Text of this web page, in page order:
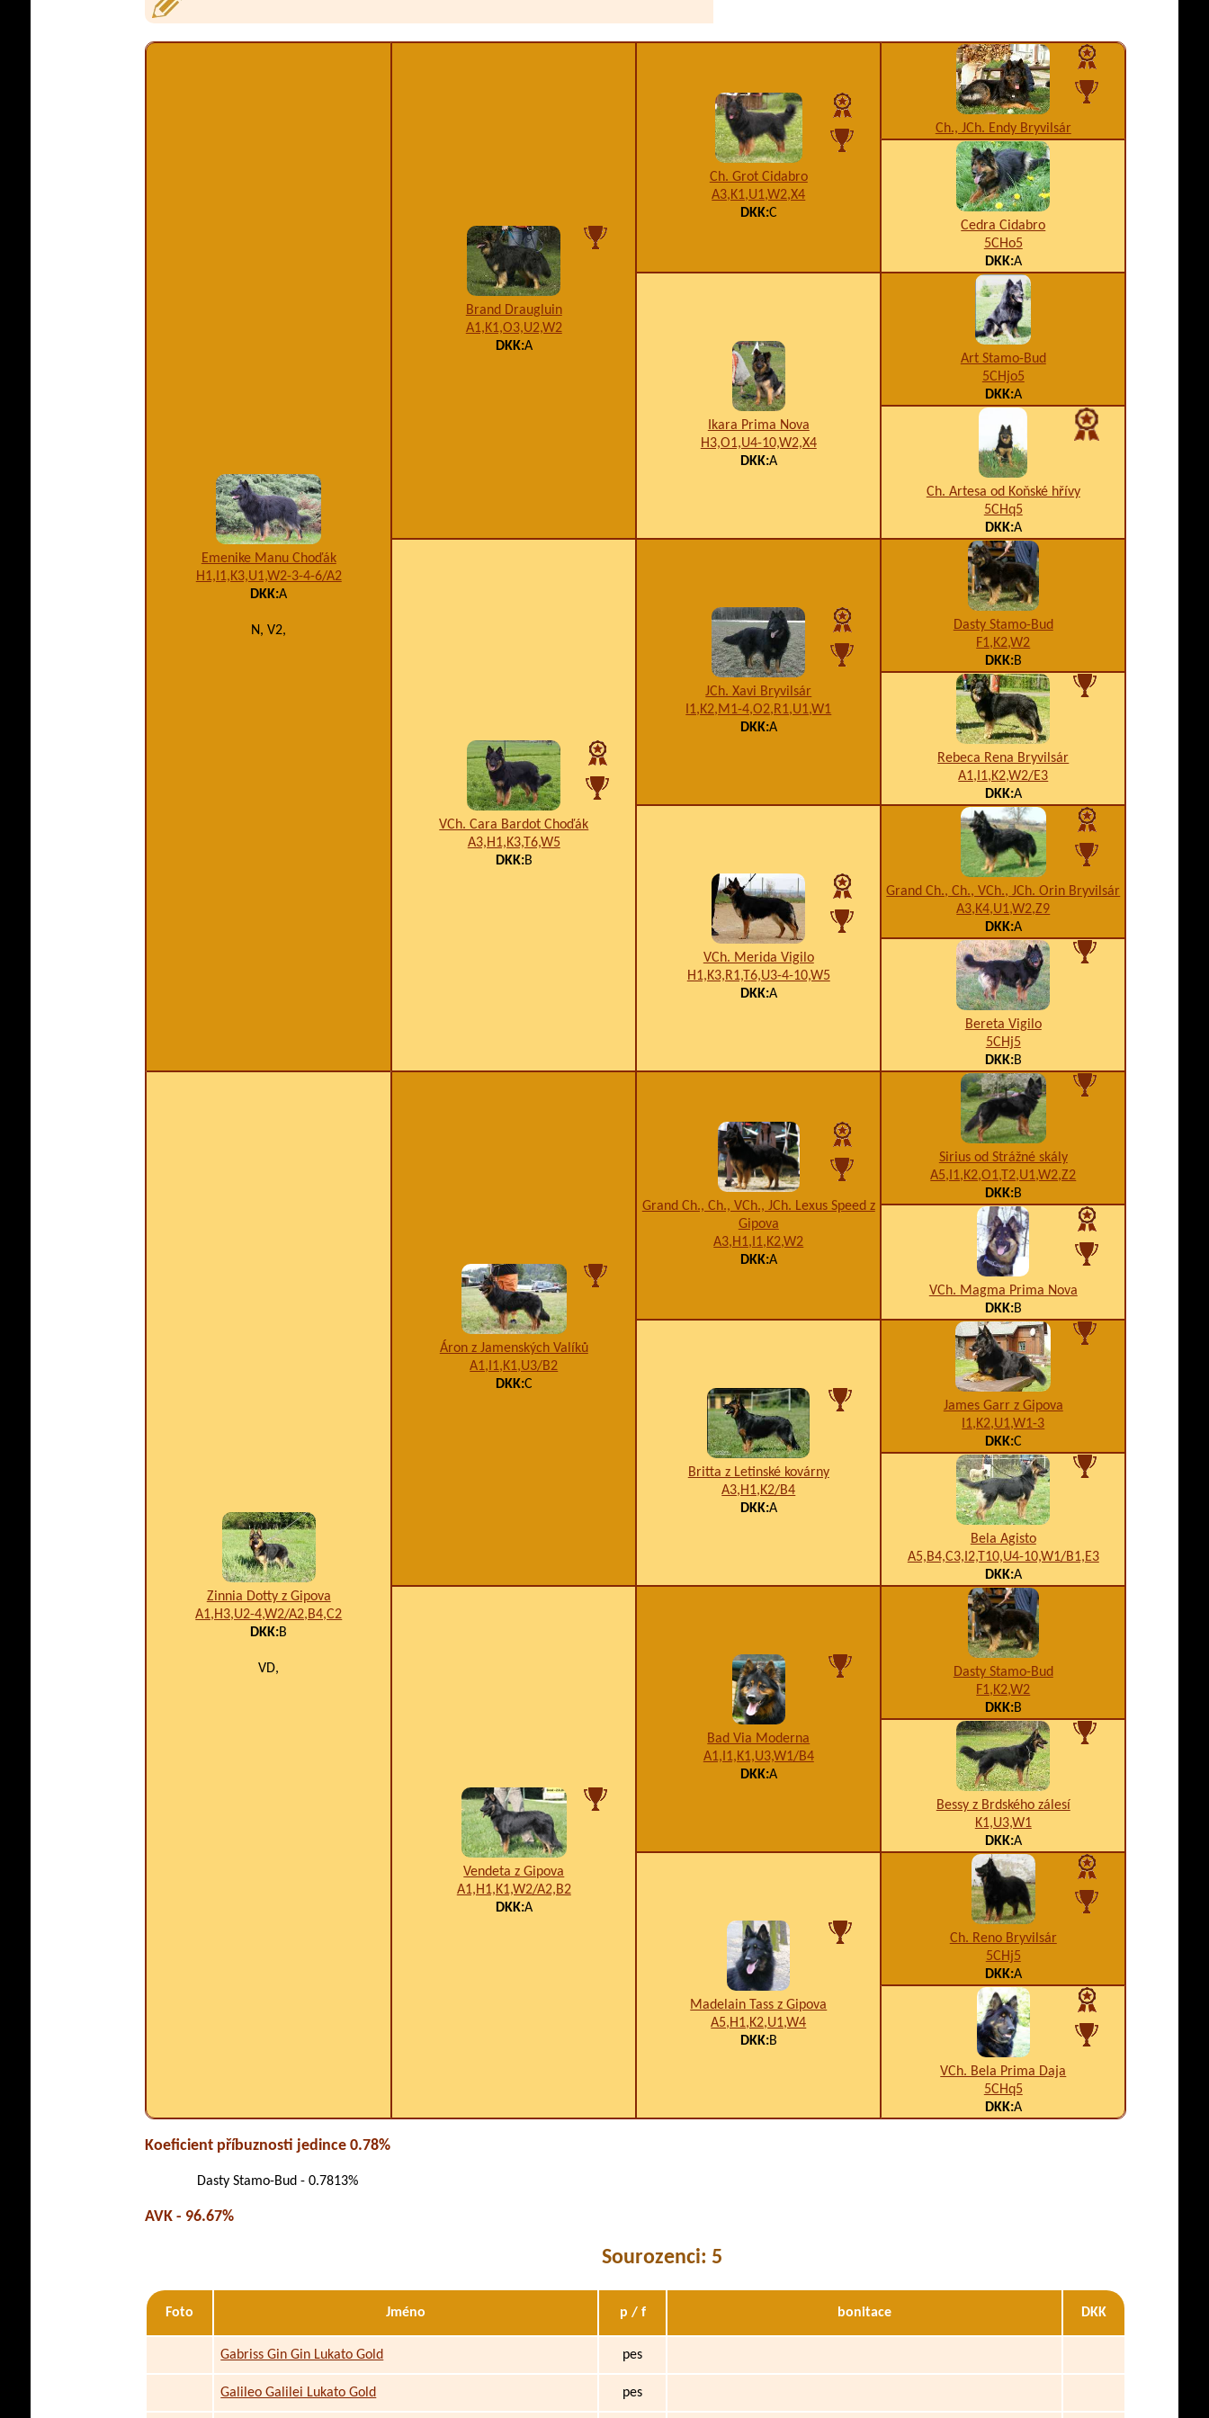
Emenike Manu Choďák
H1,I1,K3,U1,W2-3-4-6/A2
DKK:A
N, V2,
Brand Draugluin
A1,K1,O3,U2,W2
DKK:A
Ch. Grot Cidabro
A3,K1,U1,W2,X4
DKK:C
Ch., JCh. Endy Bryvilsár
Cedra Cidabro
5CHo5
DKK:A
Ikara Prima Nova
H3,O1,U4-10,W2,X4
DKK:A
Art Stamo-Bud
5CHjo5
DKK:A
Ch. Artesa od Koňské hřívy
5CHq5
DKK:A
VCh. Cara Bardot Choďák
A3,H1,K3,T6,W5
DKK:B
JCh. Xavi Bryvilsár
I1,K2,M1-4,O2,R1,U1,W1
DKK:A
Dasty Stamo-Bud
F1,K2,W2
DKK:B
Rebeca Rena Bryvilsár
A1,I1,K2,W2/E3
DKK:A
VCh. Merida Vigilo
H1,K3,R1,T6,U3-4-10,W5
DKK:A
Grand Ch., Ch., VCh., JCh. Orin Bryvilsár
A3,K4,U1,W2,Z9
DKK:A
Bereta Vigilo
5CHj5
DKK:B
Zinnia Dotty z Gipova
A1,H3,U2-4,W2/A2,B4,C2
DKK:B
VD,
Áron z Jamenských Valíků
A1,I1,K1,U3/B2
DKK:C
Grand Ch., Ch., VCh., JCh. Lexus Speed z
Gipova
A3,H1,I1,K2,W2
DKK:A
Sirius od Strážné skály
A5,I1,K2,O1,T2,U1,W2,Z2
DKK:B
VCh. Magma Prima Nova
DKK:B
Britta z Letinské kovárny
A3,H1,K2/B4
DKK:A
James Garr z Gipova
I1,K2,U1,W1-3
DKK:C
Bela Agisto
A5,B4,C3,I2,T10,U4-10,W1/B1,E3
DKK:A
Vendeta z Gipova
A1,H1,K1,W2/A2,B2
DKK:A
Bad Via Moderna
A1,I1,K1,U3,W1/B4
DKK:A
Dasty Stamo-Bud
F1,K2,W2
DKK:B
Bessy z Brdského zálesí
K1,U3,W1
DKK:A
Madelain Tass z Gipova
A5,H1,K2,U1,W4
DKK:B
Ch. Reno Bryvilsár
5CHj5
DKK:A
VCh. Bela Prima Daja
5CHq5
DKK:A
Koeficient příbuznosti jedince 0.78%
Dasty Stamo-Bud - 0.7813%
AVK - 96.67%
Sourozenci: 5
Foto Jméno p / f bonitace DKK
Gabriss Gin Gin Lukato Gold pes
Galileo Galilei Lukato Gold pes